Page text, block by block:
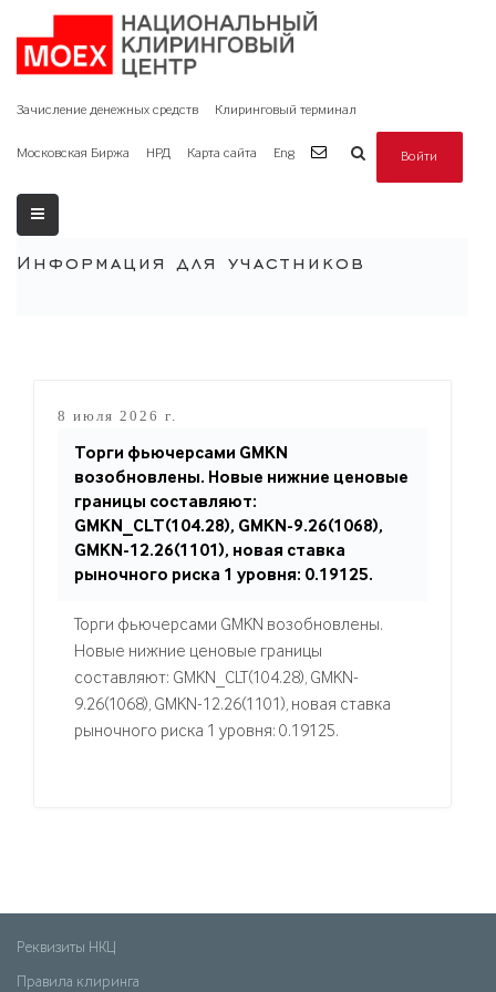
Зачисление денежных средств Клиринговый терминал
Московская Биржа НРД Карта сайта Eng Войти
Информация для участников
8 июля 2026 г.
Торги фьючерсами GMKN
возобновлены. Новые нижние ценовые
границы составляют:
GMKN_CLT(104.28), GMKN-9.26(1068),
GMKN-12.26(1101), новая ставка
рыночного риска 1 уровня: 0.19125.
Торги фьючерсами GMKN возобновлены.
Новые нижние ценовые границы
составляют: GMKN_CLT(104.28), GMKN-
9.26(1068), GMKN-12.26(1101), новая ставка
рыночного риска 1 уровня: 0.19125.
Реквизиты НКЦ
Правила клиринга